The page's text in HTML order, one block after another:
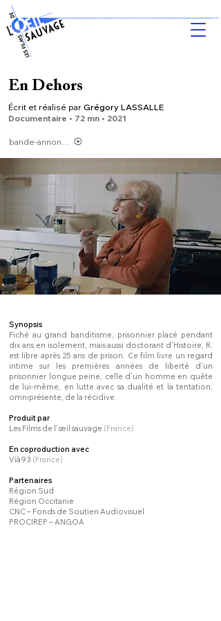
En Dehors
Écrit et réalisé par Grégory LASSALLE
Documentaire • 72 mn • 2021
Synopsis
Fiché au grand banditisme, prisonnier placé pendant
dix ans en isolement, mais aussi doctorant d’Histoire, R.
est libre après 25 ans de prison. Ce film livre un regard
intime sur les premières années de liberté d’un
prisonnier longue peine, celle d’un homme en quête
de lui-même, en lutte avec sa dualité et la tentation,
omniprésente, de la récidive.
Produit par
Les Films de l’œil sauvage (France)
En coproduction avec
Vià93 (France)
Partenaires
Région Sud
Région Occitanie
CNC – Fonds de Soutien Audiovisuel
PROCIREP – ANGOA